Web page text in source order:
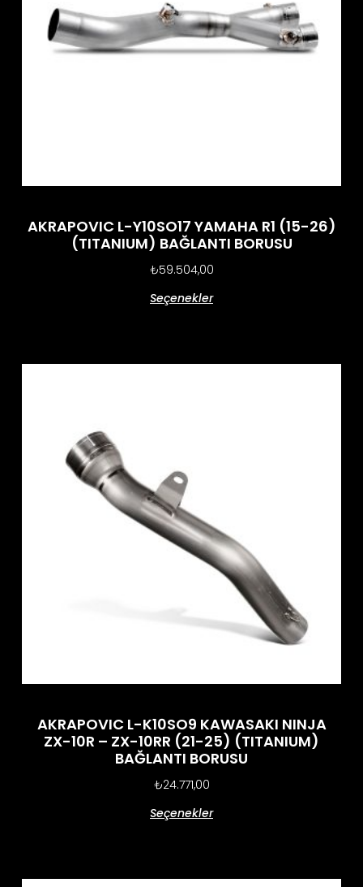
AKRAPOVIC L-Y10SO17 YAMAHA R1 (15-26)
(TITANIUM) BAĞLANTI BORUSU
₺59.504,00
Seçenekler
AKRAPOVIC L-K10SO9 KAWASAKI NINJA
ZX-10R – ZX-10RR (21-25) (TITANIUM)
BAĞLANTI BORUSU
₺24.771,00
Seçenekler